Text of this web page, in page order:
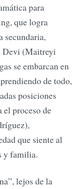
para
que logra
secundaria,
Devi (Maitreyi
se embarcan en
de todo,
posiciones
el proceso de
que siente al
y familia.
lejos de la